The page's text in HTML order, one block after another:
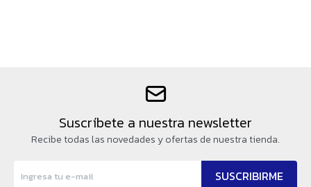
Suscríbete a nuestra newsletter
Recibe todas las novedades y ofertas de nuestra tienda.
SUSCRIBIRME